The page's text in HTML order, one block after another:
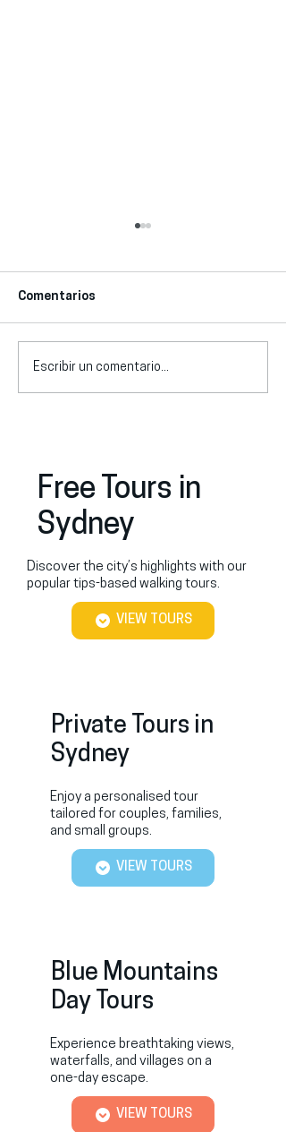
Qué hacer en Sídney en
verano: guía local de los
Comentarios
Escribir un comentario...
Free Tours in
Sydney
Discover the city’s highlights with our
popular tips-based walking tours.
VIEW TOURS
Private Tours in
Sydney
Enjoy a personalised tour
tailored for couples, families,
and small groups.
VIEW TOURS
Blue Mountains
Day Tours
Experience breathtaking views,
waterfalls, and villages on a
one-day escape.
VIEW TOURS